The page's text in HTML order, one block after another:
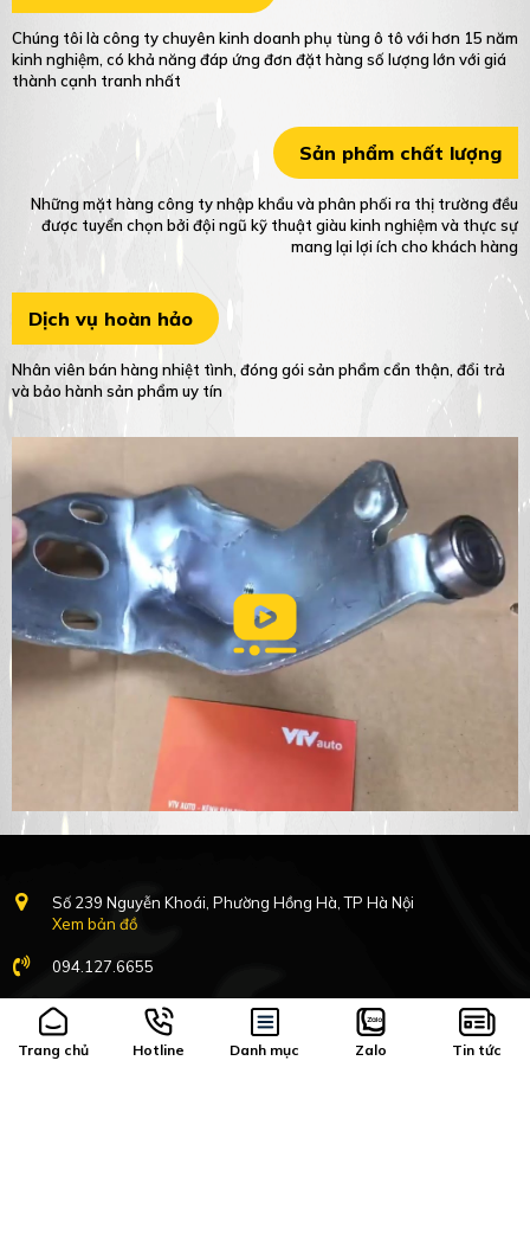
Chúng tôi là công ty chuyên kinh doanh phụ tùng ô tô với hơn 15 năm
kinh nghiệm, có khả năng đáp ứng đơn đặt hàng số lượng lớn với giá
thành cạnh tranh nhất
Sản phẩm chất lượng
Những mặt hàng công ty nhập khẩu và phân phối ra thị trường đều
được tuyển chọn bởi đội ngũ kỹ thuật giàu kinh nghiệm và thực sự
mang lại lợi ích cho khách hàng
Dịch vụ hoàn hảo
Nhân viên bán hàng nhiệt tình, đóng gói sản phẩm cẩn thận, đổi trả
và bảo hành sản phẩm uy tín
Số 239 Nguyễn Khoái, Phường Hồng Hà, TP Hà Nội
8h-17h:30 Nghỉ Chủ nhật
Trang chủ Hotline Danh mục Zalo Tin tức